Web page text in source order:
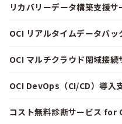
リカバリーデータ構築支援サ
OCI リアルタイムデータバッ
OCI マルチクラウド閉域接続
OCI DevOps（CI/CD）導入
コスト無料診断サービス for